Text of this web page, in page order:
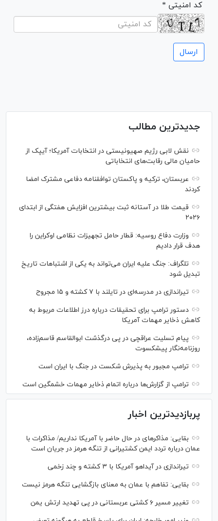
* کد امنیتی
جدیدترین مطالب
نقش لابی رژیم صهیونیستی در انتخابات آمریکا؛ آیپک از
حامیان مالی رقابت‌های انتخاباتی
عربستان، ترکیه و پاکستان توافقنامه دفاعی مشترک امضا
کردند
قیمت طلا در آستانه ثبت بیشترین افزایش هفتگی از ابتدای
۲۰۲۶
وزارت دفاع روسیه: قطار حامل تجهیزات نظامی اوکراین را
هدف قرار دادیم
تلگراف: جنگ علیه ایران می‌تواند به یکی از اشتباهات تاریخ
تبدیل شود
تیراندازی در مدرسه‌ای در تایلند با ۷ کشته و ۱۵ مجروح
دستور ترامپ برای تحقیقات درباره درز اطلاعات مربوط به
کاهش ذخایر مهمات آمریکا
پیام تسلیت عراقچی در پی درگذشت ابوالقاسم قاسم‌زاده،
روزنامه‌نگار پیشکسوت
ترامپ مجبور به پذیرش شکست در جنگ با ایران است
ترامپ از گزارش‌ها درباره اتمام ذخایر مهمات خشمگین است
پربازدیدترین اخبار
بقایی: مذاکره‎ای در حال حاضر با آمریکا نداریم/ مذاکرات با
عمان درباره تردد ایمن کشتیرانی از تنگه هرمز در جریان است
تیراندازی در آیداهو آمریکا با ۳ کشته و چند زخمی
بقایی: تفاهم با عمان به معنای بازگشایی تنگه هرمز نیست
تغییر مسیر ۶ کشتی عربستانی در پی تهدید ارتش یمن